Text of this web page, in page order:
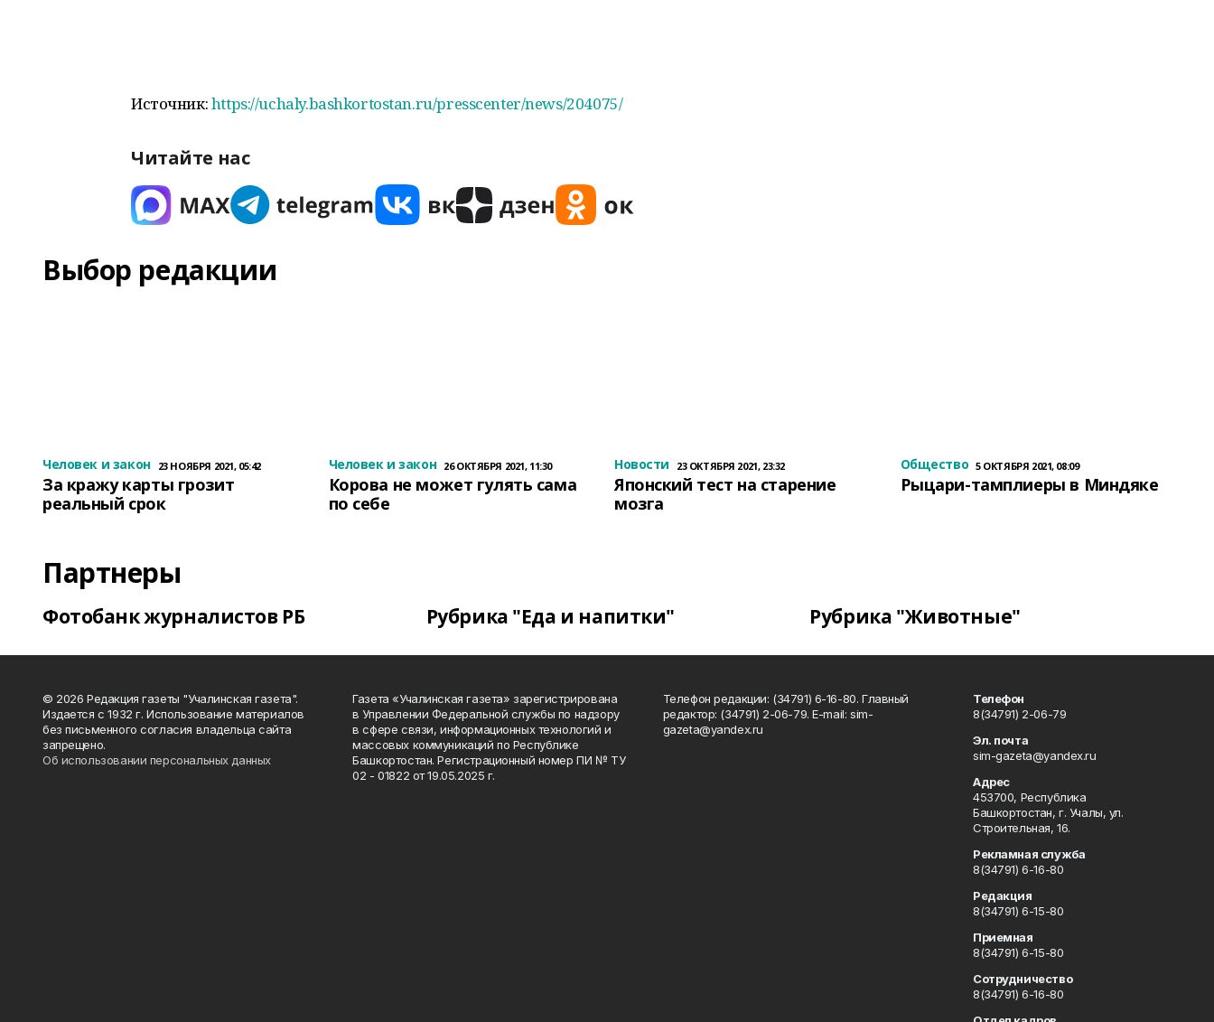
Источник:https://uchaly.bashkortostan.ru/presscenter/news/204075/
Читайте нас
Выбор редакции
Человек и закон 23 НОЯБРЯ 2021, 05:42
За кражу карты грозит
реальный срок
Человек и закон 26 ОКТЯБРЯ 2021, 11:30
Корова не может гулять сама
по себе
Новости 23 ОКТЯБРЯ 2021, 23:32
Японский тест на старение
мозга
Общество 5 ОКТЯБРЯ 2021, 08:09
Рыцари-тамплиеры в Миндяке
Партнеры
Фотобанк журналистов РБ Рубрика "Еда и напитки" Рубрика "Животные"
© 2026 Редакция газеты "Учалинская газета".
Издается с 1932 г. Использование материалов
без письменного согласия владельца сайта
запрещено.
Об использовании персональных данных
Газета «Учалинская газета» зарегистрирована
в Управлении Федеральной службы по надзору
в сфере связи, информационных технологий и
массовых коммуникаций по Республике
Башкортостан. Регистрационный номер ПИ № ТУ
02 - 01822 от 19.05.2025 г.
Телефон редакции: (34791) 6-16-80. Главный
редактор: (34791) 2-06-79. Е-mаil: sim-
gazeta@yandex.ru
Телефон
8(34791) 2-06-79
Эл. почта
sim-gazeta@yandex.ru
Адрес
453700, Республика
Башкортостан, г. Учалы, ул.
Строительная, 16.
Рекламная служба
8(34791) 6-16-80
Редакция
8(34791) 6-15-80
Приемная
8(34791) 6-15-80
Сотрудничество
8(34791) 6-16-80